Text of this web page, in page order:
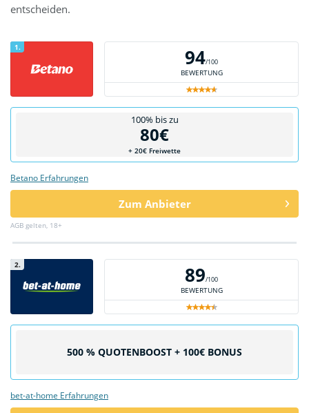
entscheiden.
1. 94/100
BEWERTUNG
100% bis zu
80€
+ 20€ Freiwette
Betano Erfahrungen
Zum Anbieter
AGB gelten, 18+
2. 89/100
BEWERTUNG
500 % QUOTENBOOST + 100€ BONUS
bet-at-home Erfahrungen